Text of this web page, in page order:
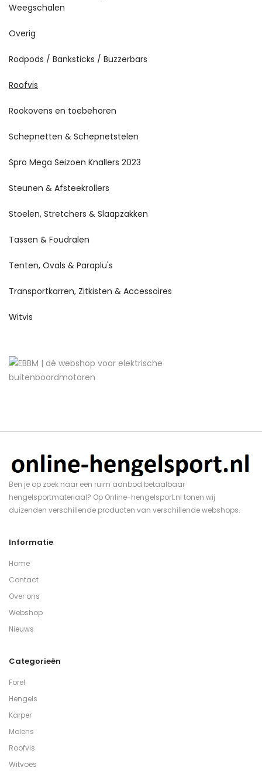
Weegschalen
Overig
Rodpods / Banksticks / Buzzerbars
Roofvis
Rookovens en toebehoren
Schepnetten & Schepnetstelen
Spro Mega Seizoen Knallers 2023
Steunen & Afsteekrollers
Stoelen, Stretchers & Slaapzakken
Tassen & Foudralen
Tenten, Ovals & Paraplu's
Transportkarren, Zitkisten & Accessoires
Witvis
Ben je op zoek naar een ruim aanbod betaalbaar
hengelsportmateriaal? Op Online-hengelsport.nl tonen wij
duizenden verschillende producten van verschillende webshops.
Informatie
Home
Contact
Over ons
Webshop
Nieuws
Categorieën
Forel
Hengels
Karper
Molens
Roofvis
Witvoes